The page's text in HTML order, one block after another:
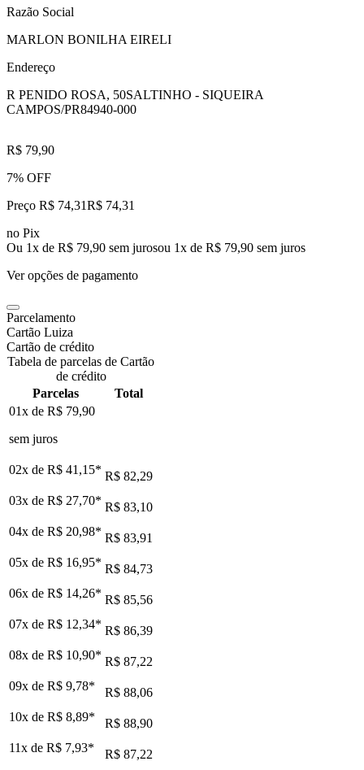
Razão Social
MARLON BONILHA EIRELI
Endereço
R PENIDO ROSA, 50SALTINHO - SIQUEIRA
CAMPOS/PR84940-000
R$ 79,90
7% OFF
Preço R$ 74,31R$ 74,31
no Pix
Ou 1x de R$ 79,90 sem jurosou 1x de R$ 79,90 sem juros
Ver opções de pagamento
Parcelamento
Cartão Luiza
Cartão de crédito
Tabela de parcelas de Cartão
de crédito
Parcelas
Total
01x de R$ 79,90
sem juros
02x de R$ 41,15* R$ 82,29
03x de R$ 27,70* R$ 83,10
04x de R$ 20,98* R$ 83,91
05x de R$ 16,95* R$ 84,73
06x de R$ 14,26* R$ 85,56
07x de R$ 12,34* R$ 86,39
08x de R$ 10,90* R$ 87,22
09x de R$ 9,78*
R$ 88,06
10x de R$ 8,89*
R$ 88,90
11x de R$ 7,93*
R$ 87,22